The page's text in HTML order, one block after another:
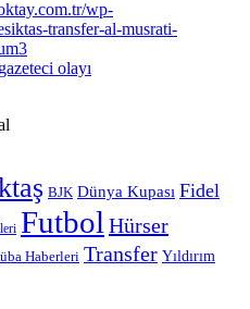
olayı
BJK Dünya Kupası Fidel
Futbol Hürser
Haberleri Transfer Yıldırım